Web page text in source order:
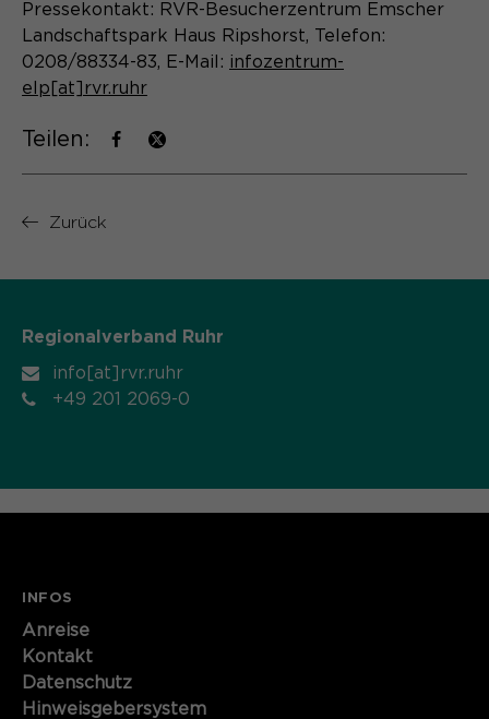
Name be_typo_user
Anbieter TYPO3
Name cookie_optin
Anbieter Sgalinski
Name
Anbieter Matomo
Laufzeit
Zweck
Pressekontakt: RVR-Besucherzentrum Emscher
Landschaftspark Haus Ripshorst, Telefon:
0208/88334-83, E-Mail: infozentrum-
elp[at]rvr.ruhr
Teilen:
Zurück
Regionalverband Ruhr
info[at]rvr.ruhr
+49 201 2069-0
INFOS
Anreise
Kontakt
Datenschutz
Hinweisgebersystem